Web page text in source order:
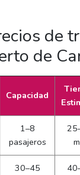
de
de
Capacidad
1–8
pasajeros
30–45